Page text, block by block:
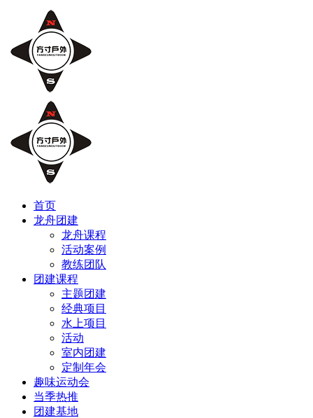
首页
龙舟团建
龙舟课程
活动案例
教练团队
团建课程
主题团建
经典项目
水上项目
活动
室内团建
定制年会
趣味运动会
当季热推
团建基地